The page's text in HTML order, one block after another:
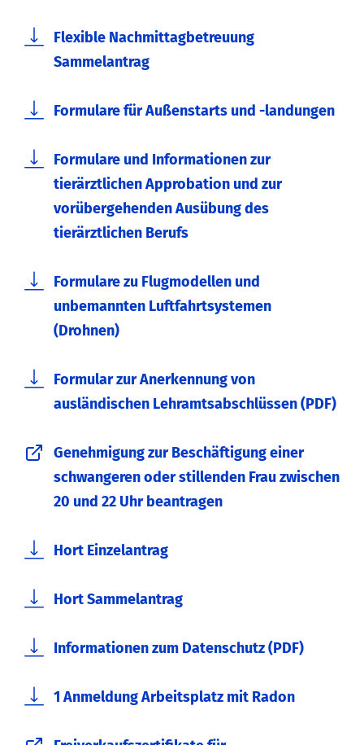
Flexible Nachmittagbetreuung
Sammelantrag
Formulare für Außenstarts und -landungen
Formulare und Informationen zur
tierärztlichen Approbation und zur
vorübergehenden Ausübung des
tierärztlichen Berufs
Formulare zu Flugmodellen und
unbemannten Luftfahrtsystemen
(Drohnen)
Formular zur Anerkennung von
ausländischen Lehramtsabschlüssen (PDF)
Genehmigung zur Beschäftigung einer
schwangeren oder stillenden Frau zwischen
20 und 22 Uhr beantragen
Hort Einzelantrag
Hort Sammelantrag
Informationen zum Datenschutz (PDF)
1 Anmeldung Arbeitsplatz mit Radon